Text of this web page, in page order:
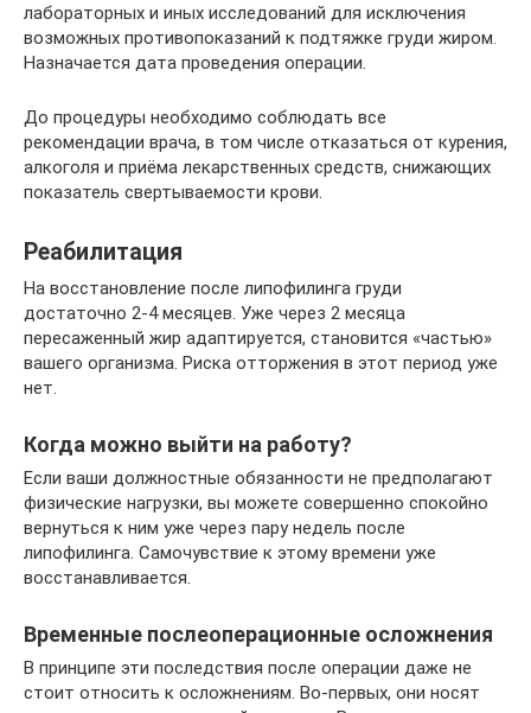
лабораторных и иных исследований для исключения
возможных противопоказаний к подтяжке груди жиром.
Назначается дата проведения операции.
До процедуры необходимо соблюдать все
рекомендации врача, в том числе отказаться от курения,
алкоголя и приёма лекарственных средств, снижающих
показатель свертываемости крови.
Реабилитация
На восстановление после липофилинга груди
достаточно 2-4 месяцев. Уже через 2 месяца
пересаженный жир адаптируется, становится «частью»
вашего организма. Риска отторжения в этот период уже
нет.
Когда можно выйти на работу?
Если ваши должностные обязанности не предполагают
физические нагрузки, вы можете совершенно спокойно
вернуться к ним уже через пару недель после
липофилинга. Самочувствие к этому времени уже
восстанавливается.
Временные послеоперационные осложнения
В принципе эти последствия после операции даже не
стоит относить к осложнениям. Во-первых, они носят